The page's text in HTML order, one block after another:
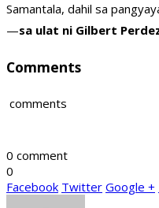
Samantala, dahil sa
—sa ulat ni Gilbert
Comments
comments
0 comment
0
Facebook Twitter Google +